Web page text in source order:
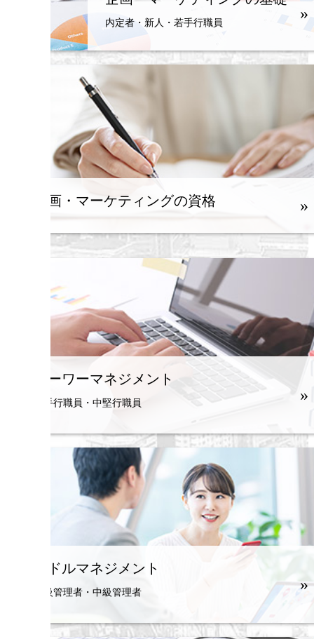
内定者・新人・若手行職員
»
企画・マーケティングの資格 »
ローワーマネジメント
若手行職員・中堅行職員 »
ミドルマネジメント
初級管理者・中級管理者 »